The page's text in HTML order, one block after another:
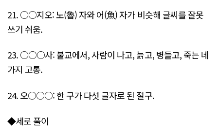
21. ○○지오: 노(魯) 자와 어(魚) 자가 비슷해 글씨를 잘못
쓰기 쉬움.
23. ○○○사: 불교에서, 사람이 나고, 늙고, 병들고, 죽는 네
가지 고통.
24. 오○○○: 한 구가 다섯 글자로 된 절구.
◆세로 풀이